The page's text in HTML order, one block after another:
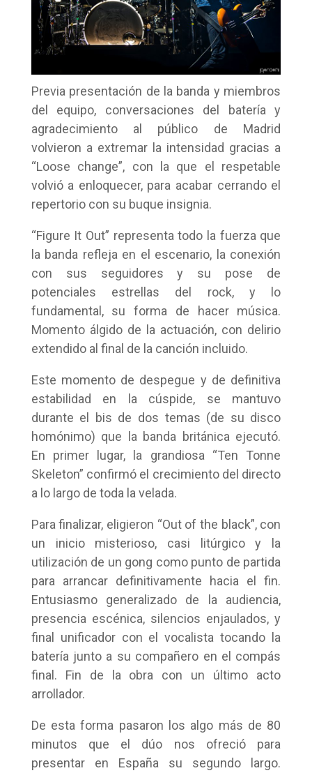
Previa presentación de la banda y miembros
del equipo, conversaciones del batería y
agradecimiento al público de Madrid
volvieron a extremar la intensidad gracias a
“Loose change”, con la que el respetable
volvió a enloquecer, para acabar cerrando el
repertorio con su buque insignia.
“Figure It Out” representa todo la fuerza que
la banda refleja en el escenario, la conexión
con sus seguidores y su pose de
potenciales estrellas del rock, y lo
fundamental, su forma de hacer música.
Momento álgido de la actuación, con delirio
extendido al final de la canción incluido.
Este momento de despegue y de definitiva
estabilidad en la cúspide, se mantuvo
durante el bis de dos temas (de su disco
homónimo) que la banda británica ejecutó.
En primer lugar, la grandiosa “Ten Tonne
Skeleton” confirmó el crecimiento del directo
a lo largo de toda la velada.
Para finalizar, eligieron “Out of the black”, con
un inicio misterioso, casi litúrgico y la
utilización de un gong como punto de partida
para arrancar definitivamente hacia el fin.
Entusiasmo generalizado de la audiencia,
presencia escénica, silencios enjaulados, y
final unificador con el vocalista tocando la
batería junto a su compañero en el compás
final. Fin de la obra con un último acto
arrollador.
De esta forma pasaron los algo más de 80
minutos que el dúo nos ofreció para
presentar en España su segundo largo.